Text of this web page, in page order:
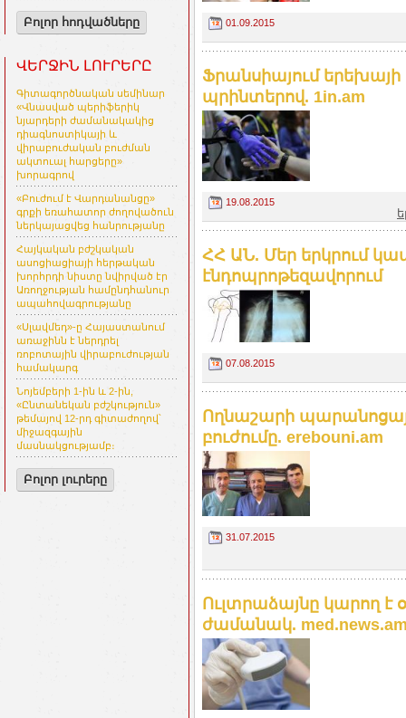
Բոլոր հոդվածները
ՎԵՐՋԻՆ ԼՈՒՐԵՐԸ
Գիտագործնական սեմինար
«Վնասված պերիֆերիկ
նյարդերի ժամանակակից
դիագնոստիկայի և
վիրաբուժական բուժման
ակտուալ հարցերը»
խորագրով
«Բուժում է Վարդանանցը»
գրքի եռահատոր ժողովածուն
ներկայացվեց հանրությանը
Հայկական բժշկական
ասոցիացիայի հերթական
խորհրդի նիստը նվիրված էր
Առողջության համընդհանուր
ապահովագրությանը
«Սլավմեդ»-ը Հայաստանում
առաջինն է ներդրել
ռոբոտային վիրաբուժության
համակարգ
Նոյեմբերի 1-ին և 2-ին,
«Ընտանեկան բժշկություն»
թեմայով 12-րդ գիտաժողով՝
միջազգային
մասնակցությամբ։
Բոլոր լուրերը
01.09.2015
Ֆրանսիայում
պրինտերով. 1in.am
19.08.2015
ՀՀ ԱՆ. Մեր երկրում
էնդոպրոթեզավորում
07.08.2015
Ողնաշարի
բուժումը. erebouni.am
31.07.2015
Ուլտրաձայնը կարող է
ժամանակ.